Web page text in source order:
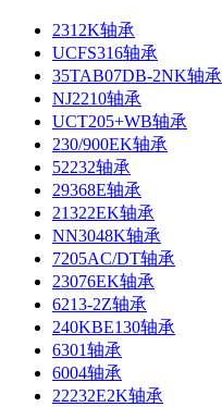
2312K轴承
UCFS316轴承
35TAB07DB-2NK轴承
NJ2210轴承
UCT205+WB轴承
230/900EK轴承
52232轴承
29368E轴承
21322EK轴承
NN3048K轴承
7205AC/DT轴承
23076EK轴承
6213-2Z轴承
240KBE130轴承
6301轴承
6004轴承
22232E2K轴承